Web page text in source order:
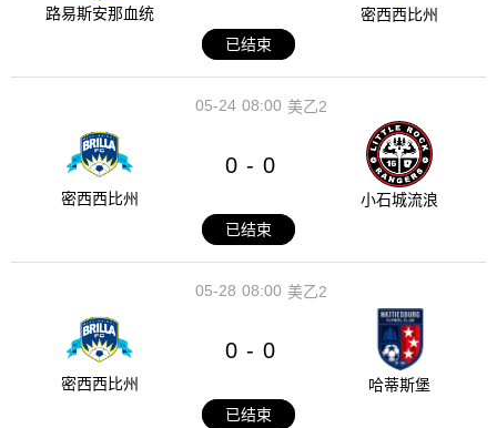
路易斯安那血统
密西西比州
已结束
08:00
05-24 美乙2
密西西比州
0 - 0
小石城流浪
已结束
08:00
05-28 美乙2
密西西比州
0 - 0
哈蒂斯堡
已结束